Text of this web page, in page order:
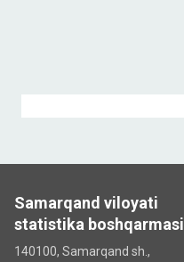
Samarqand viloyati
statistika boshqarmasi
140100, Samarqand sh.,